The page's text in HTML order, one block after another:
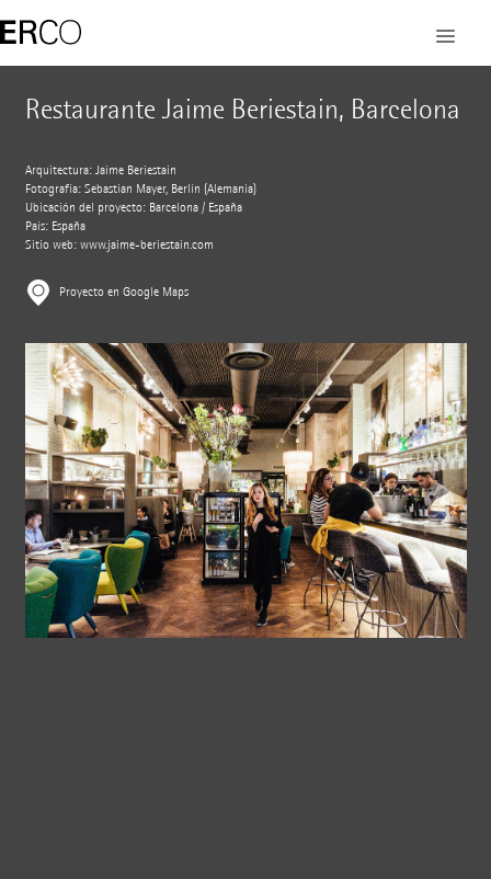
Restaurante Jaime Beriestain, Barcelona
Arquitectura: Jaime Beriestain
Fotografía: Sebastian Mayer, Berlín (Alemania)
Ubicación del proyecto: Barcelona / España
País: España
Sitio web: www.jaime-beriestain.com
Proyecto en Google Maps